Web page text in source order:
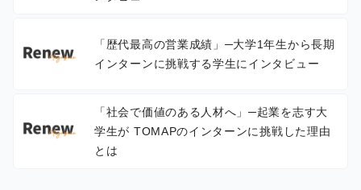
「歴代最高の営業成績」─大学1年生から長期
インターンに挑戦する学生にインタビュー
「社会で価値のある人材へ」─起業を志す大
学生が TOMAPのインターンに挑戦した理由
とは